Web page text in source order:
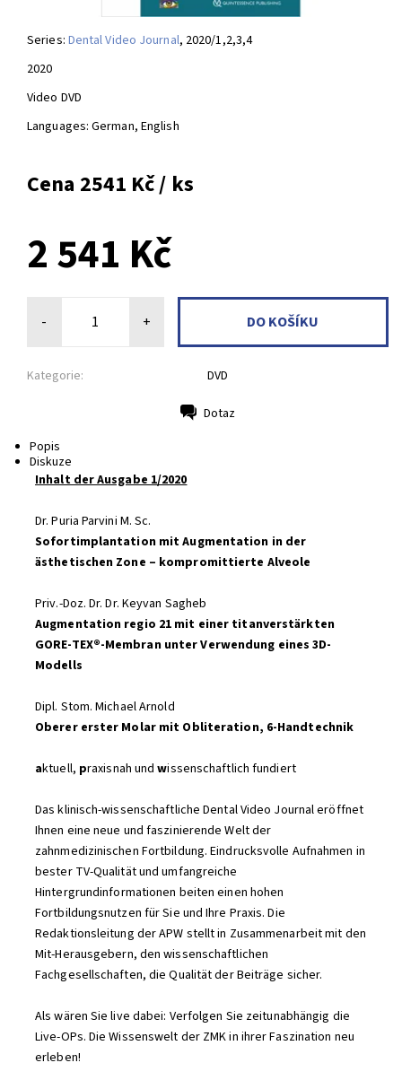
Series: Dental Video Journal, 2020/1,2,3,4
2020
Video DVD
Languages: German, English
Cena 2541 Kč / ks
2 541 Kč
- +
Kategorie: DVD
Dotaz
Popis
Diskuze
Inhalt der Ausgabe 1/2020
Dr. Puria Parvini M. Sc.
Sofortimplantation mit Augmentation in der
ästhetischen Zone – kompromittierte Alveole
Priv.-Doz. Dr. Dr. Keyvan Sagheb
Augmentation regio 21 mit einer titanverstärkten
GORE-TEX®-Membran unter Verwendung eines 3D-
Modells
Dipl. Stom. Michael Arnold
Oberer erster Molar mit Obliteration, 6-Handtechnik
aktuell, praxisnah undwissenschaftlich fundiert
Das klinisch-wissenschaftliche Dental Video Journal eröffnet
Ihnen eine neue und faszinierende Welt der
zahnmedizinischen Fortbildung. Eindrucksvolle Aufnahmen in
bester TV-Qualität und umfangreiche
Hintergrundinformationen beiten einen hohen
Fortbildungsnutzen für Sie und Ihre Praxis. Die
Redaktionsleitung der APW stellt in Zusammenarbeit mit den
Mit-Herausgebern, den wissenschaftlichen
Fachgesellschaften, die Qualität der Beiträge sicher.
Als wären Sie live dabei: Verfolgen Sie zeitunabhängig die
Live-OPs. Die Wissenswelt der ZMK in ihrer Faszination neu
erleben!